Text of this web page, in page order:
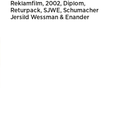
Reklamfilm 2002
Diplom
Returpack SJWE, Schumacher
Jersild Wessman & Enander